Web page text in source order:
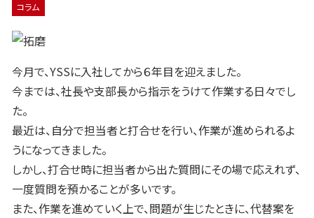
コラム
今月で、YSSに入社してから６年目を迎えました。
今までは、社長や支部長から指示をうけて作業する日々でし
た。
最近は、自分で担当者と打合せを行い、作業が進められるよ
うになってきました。
しかし、打合せ時に担当者から出た質問にその場で応えれず、
一度質問を預かることが多いです。
また、作業を進めていく上で、問題が生じたときに、代替案を